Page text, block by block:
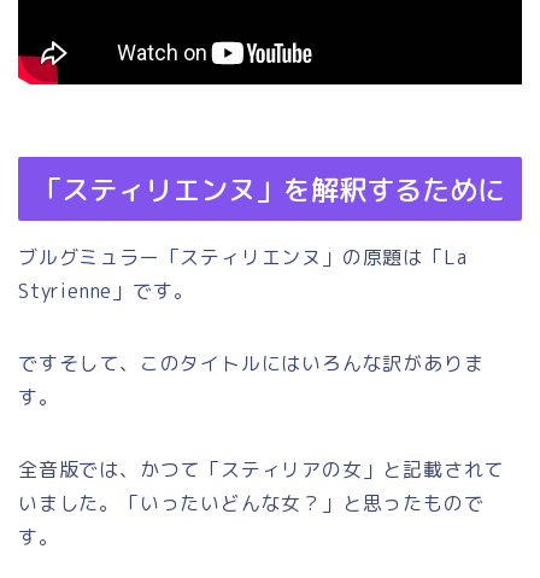
「スティリエンヌ」を解釈するために
ブルグミュラー「スティリエンヌ」の原題は「La
Styrienne」です。
ですそして、このタイトルにはいろんな訳がありま
す。
全音版では、かつて「スティリアの女」と記載されて
いました。「いったいどんな女？」と思ったもので
す。